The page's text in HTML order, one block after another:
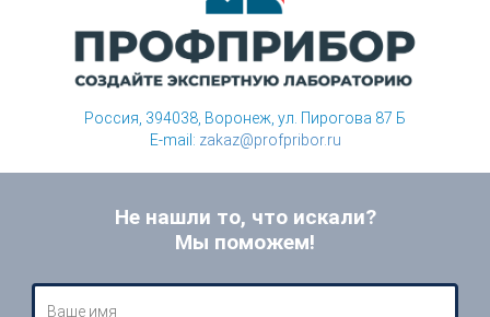
Россия, 394038, Воронеж, ул. Пирогова 87 Б
E-mail: zakaz@profpribor.ru
Не нашли то, что искали?
Мы поможем!